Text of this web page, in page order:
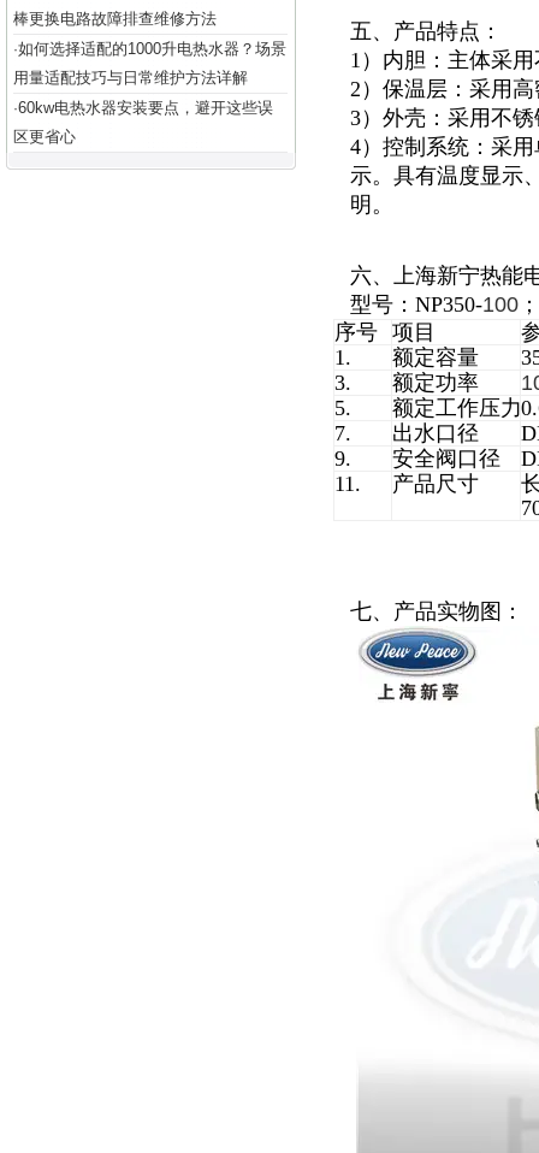
棒更换电路故障排查维修方法
·如何选择适配的1000升电热水器？场景
用量适配技巧与日常维护方法详解
·60kw电热水器安装要点，避开这些误
区更省心
五、产品特点：
1）内胆：主体采
2）保温层：采用
3）外壳：采用不
4）控制系统：采
示。具有温度显示
明。
六、上海新宁热能
型号：NP350-100
序号
项目
1.
额定容量
3.
额定功率
5.
额定工作压力
7.
出水口径
9.
安全阀口径
11.
产品尺寸
七、产品实物图：